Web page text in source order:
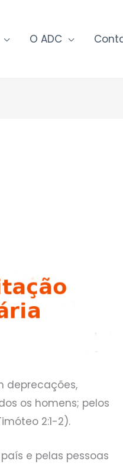
O ADC
deprecações,
os homens; pelos
2:1-2).
e pelas pessoas